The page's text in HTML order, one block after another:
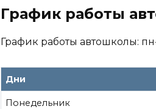
График работы
График работы автошколы:
Дни
Понедельник